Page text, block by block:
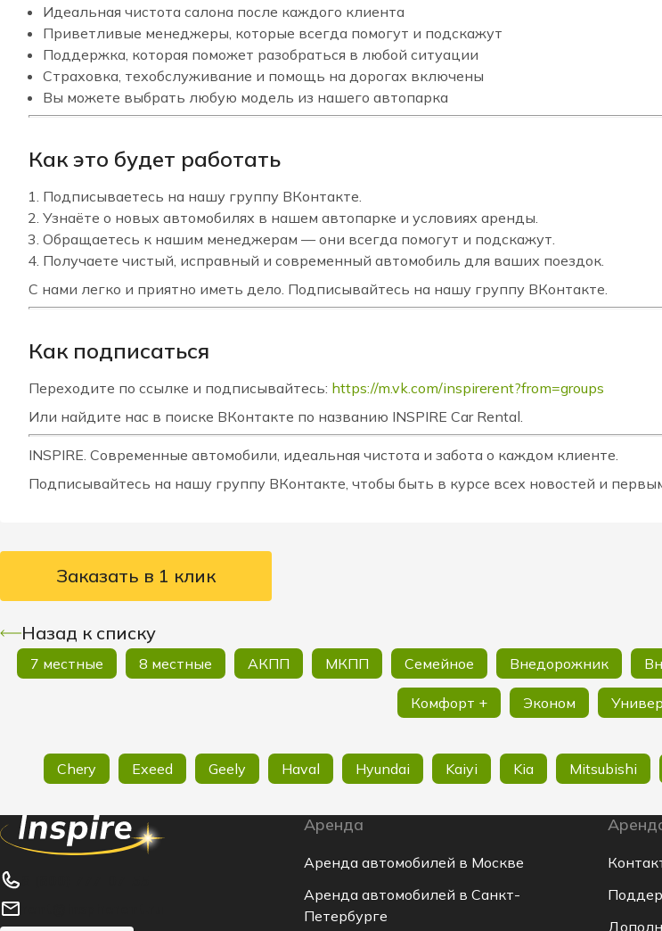
Идеальная чистота салона после каждого клиента
Приветливые менеджеры, которые всегда помогут и подскажут
Поддержка, которая поможет разобраться в любой ситуации
Страховка, техобслуживание и помощь на дорогах включены
Вы можете выбрать любую модель из нашего автопарка
Как это будет работать
Подписываетесь на нашу группу ВКонтакте.
Узнаёте о новых автомобилях в нашем автопарке и условиях аренды.
Обращаетесь к нашим менеджерам — они всегда помогут и подскажут.
Получаете чистый, исправный и современный автомобиль для ваших поездок.
С нами легко и приятно иметь дело. Подписывайтесь на нашу группу ВКонтакте.
Как подписаться
Переходите по ссылке и подписывайтесь: https://m.vk.com/inspirerent?from=groups
Или найдите нас в поиске ВКонтакте по названию INSPIRE Car Rental.
INSPIRE. Современные автомобили, идеальная чистота и забота о каждом клиенте.
Подписывайтесь на нашу группу ВКонтакте, чтобы быть в курсе всех новостей и
Заказать в 1 клик
Назад к списку
7 местные 8 местные АКПП МКПП Семейное Внедорожник
Комфорт + Эконом
Chery Exeed Geely Haval Hyundai Kaiyi Kia Mitsubishi
Аренда
Аренда автомобилей в Москве
Аренда автомобилей в Санкт-
Петербурге